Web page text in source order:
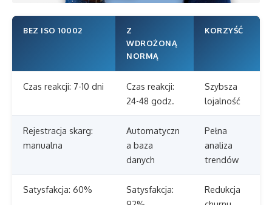
BEZ ISO 10002
Z
WDROŻONĄ
NORMĄ
KORZYŚĆ
Czas reakcji: 7-10 dni
Czas reakcji:
24-48 godz.
Szybsza
lojalność
Rejestracja skarg:
manualna
Automatyczn
a baza
danych
Pełna
analiza
trendów
Satysfakcja: 60%
Satysfakcja:
Redukcja